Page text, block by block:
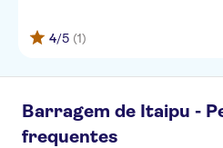
4/5 (1)
Barragem de Itaipu -
frequentes